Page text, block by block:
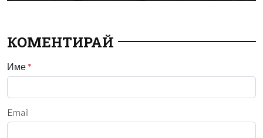
КОМЕНТИРАЙ
Име *
Email